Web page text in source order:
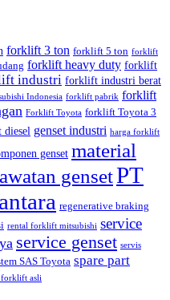
forklift 3 ton forklift 5 ton forklift
forklift heavy duty forklift
industri forklift industri berat
Indonesia forklift pabrik forklift
Forklift Toyota forklift Toyota 3
diesel genset industri harga forklift
genset material
gensetPT
regenerative braking
rental forklift mitsubishi service
service genset servis
SAS Toyota spare part
forklift asli